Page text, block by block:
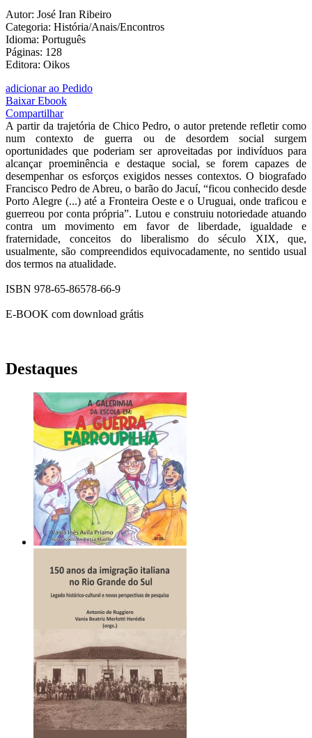
Autor: José Iran Ribeiro
Categoria: História/Anais/Encontros
Idioma: Português
Páginas: 128
Editora: Oikos
adicionar ao Pedido
Baixar Ebook
Compartilhar
A partir da trajetória de Chico Pedro, o autor pretende refletir como
num contexto de guerra ou de desordem social surgem
oportunidades que poderiam ser aproveitadas por indivíduos para
alcançar proeminência e destaque social, se forem capazes de
desempenhar os esforços exigidos nesses contextos. O biografado
Francisco Pedro de Abreu, o barão do Jacuí, “ficou conhecido desde
Porto Alegre (...) até a Fronteira Oeste e o Uruguai, onde traficou e
guerreou por conta própria”. Lutou e construiu notoriedade atuando
contra um movimento em favor de liberdade, igualdade e
fraternidade, conceitos do liberalismo do século XIX, que,
usualmente, são compreendidos equivocadamente, no sentido usual
dos termos na atualidade.
ISBN 978-65-86578-66-9
E-BOOK com download grátis
Destaques